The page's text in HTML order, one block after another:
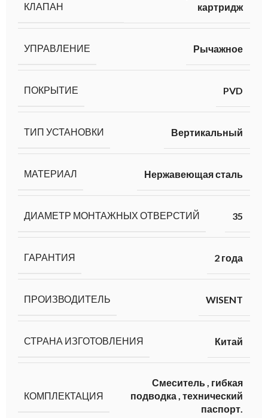
КЛАПАН
картридж
УПРАВЛЕНИЕ Рычажное
ПОКРЫТИЕ PVD
ТИП УСТАНОВКИ Вертикальный
МАТЕРИАЛ Нержавеющая сталь
ДИАМЕТР МОНТАЖНЫХ ОТВЕРСТИЙ 35
ГАРАНТИЯ 2 года
ПРОИЗВОДИТЕЛЬ WISENT
СТРАНА ИЗГОТОВЛЕНИЯ Китай
КОМПЛЕКТАЦИЯ
Смеситель, гибкая
подводка, технический
паспорт.